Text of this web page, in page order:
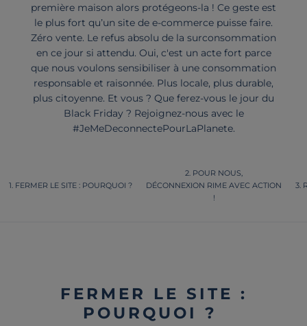
première maison alors protégeons-la ! Ce geste est
le plus fort qu’un site de e-commerce puisse faire.
Zéro vente. Le refus absolu de la surconsommation
en ce jour si attendu. Oui, c'est un acte fort parce
que nous voulons sensibiliser à une consommation
responsable et raisonnée. Plus locale, plus durable,
plus citoyenne. Et vous ? Que ferez-vous le jour du
Black Friday ? Rejoignez-nous avec le
#JeMeDeconnectePourLaPlanete.
FERMER LE SITE : POURQUOI ?
POUR NOUS,
DÉCONNEXION RIME AVEC ACTION
!
FERMER LE SITE :
POURQUOI ?